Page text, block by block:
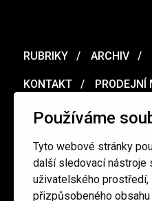
Používáme
Tyto webové stránky
další sledovací nástroje
uživatelského prostředí,
přizpůsobeného obsahu
RUBRIKY ARCHIV
KONTAKT PRODEJNÍ
MERCH VOUCHER
Ochrana osobních údajů /